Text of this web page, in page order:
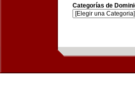
Categorías de